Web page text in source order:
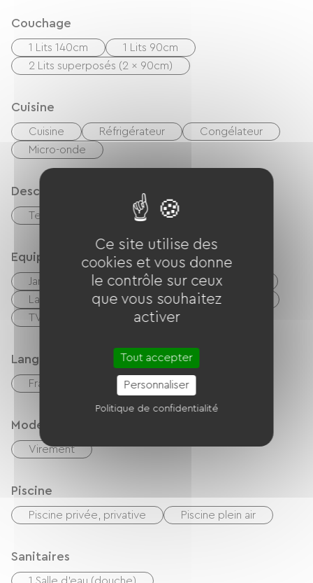
Couchage
1 Lits 140cm
1 Lits 90cm
2 Lits superposés (2 x 90cm)
Cuisine
Cuisine Réfrigérateur
Congélateur
Micro-onde
Description
Terrain clos privatif
Equipements
Jardin Balcon / terrasse
Cafetière
Lave linge
Sèche linge
Wifi gratuit
TV
Langues parlées
Français
Modes de paiement
Virement
Piscine
Piscine privée, privative Piscine plein air
Sanitaires
Ce site utilise des
cookies et vous donne
le contrôle sur ceux
que vous souhaitez
activer
Tout accepter
Personnaliser
Politique de confidentialité